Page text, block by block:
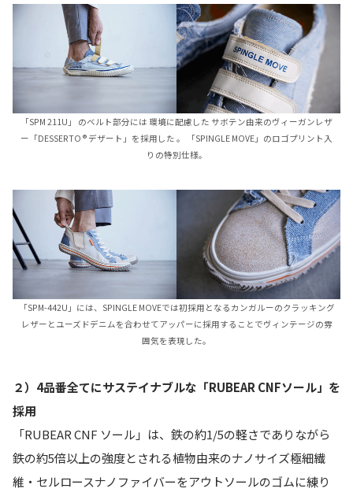
「SPM 211U」 のベルト部分には 環境に配慮した サボテン由来のヴィーガンレザ
ー「DESSERTO ® デザート」を採用した 。 「SPINGLE MOVE」のロゴプリント入
りの特別仕様。
「SPM-442U」には、SPINGLE MOVEでは初採用となるカンガルーのクラッキング
レザーとユーズドデニムを合わせてアッパーに採用することでヴィンテージの雰
囲気を表現した。
２）4品番全てにサステイナブルな「RUBEAR CNFソール」を
採用
「RUBEAR CNF ソール」は、鉄の約1/5の軽さでありながら
鉄の約5倍以上の強度とされる植物由来のナノサイズ極細繊
維・セルロースナノファイバーをアウトソールのゴムに練り